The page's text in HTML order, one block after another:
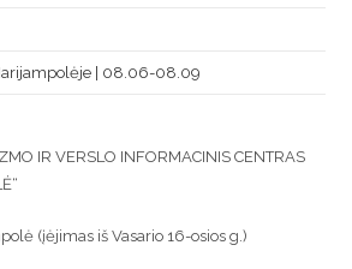
| 08.06-08.09
IR VERSLO INFORMACINIS CENTRAS
(įėjimas iš Vasario 16-osios g.)